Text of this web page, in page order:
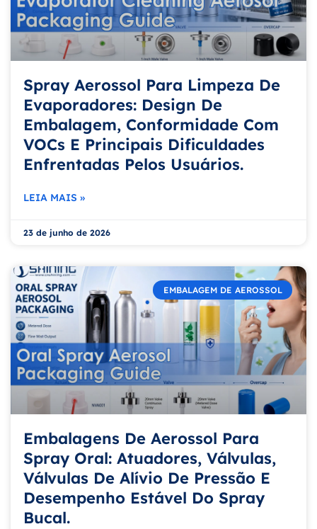
Spray Aerossol Para Limpeza De
Evaporadores: Design De
Embalagem, Conformidade Com
VOCs E Principais Dificuldades
Enfrentadas Pelos Usuários.
LEIA MAIS »
23 de junho de 2026
EMBALAGEM DE AEROSSOL
Embalagens De Aerossol Para
Spray Oral: Atuadores, Válvulas,
Válvulas De Alívio De Pressão E
Desempenho Estável Do Spray
Bucal.